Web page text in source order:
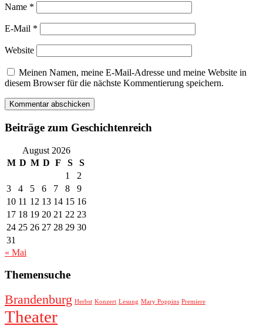
Name *
E-Mail *
Website
Meinen Namen, meine E-Mail-Adresse und meine Website in
diesem Browser für die nächste Kommentierung speichern.
Beiträge zum Geschichtenreich
August 2026
M D M D F S
S
1
2
3
4 5 6 7 8
9
10 11 12 13 14 15 16
17 18 19 20 21 22 23
24 25 26 27 28 29 30
31
« Mai
Themensuche
Brandenburg Herbst Konzert Lesung Mary Poppins Premiere
Theater